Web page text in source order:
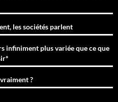
les sociétés parlent
infiniment plus variée que ce que
?